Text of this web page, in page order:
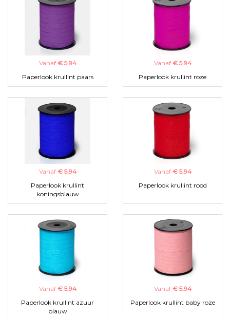
Vanaf € 5,94
Paperlook krullint paars
Vanaf € 5,94
Paperlook krullint roze
Vanaf € 5,94
Paperlook krullint
koningsblauw
Vanaf € 5,94
Paperlook krullint rood
Vanaf € 5,94
Paperlook krullint azuur
blauw
Vanaf € 5,94
Paperlook krullint baby roze